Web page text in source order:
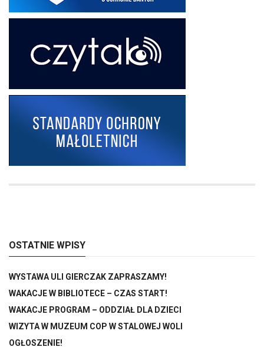
OSTATNIE WPISY
WYSTAWA ULI GIERCZAK ZAPRASZAMY!
WAKACJE W BIBLIOTECE – CZAS START!
WAKACJE PROGRAM – ODDZIAŁ DLA DZIECI
WIZYTA W MUZEUM COP W STALOWEJ WOLI
OGŁOSZENIE!